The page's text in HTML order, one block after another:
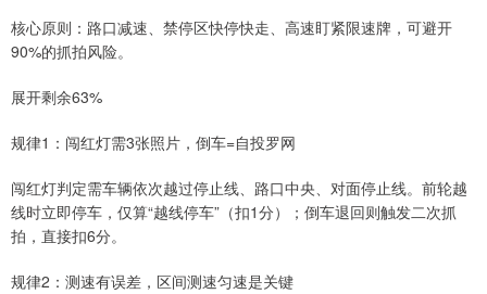
核心原则：路口减速、禁停区快停快走、高速盯紧限速牌，可避开
90%的抓拍风险。
展开剩余63%
规律1：闯红灯需3张照片，倒车=自投罗网
闯红灯判定需车辆依次越过停止线、路口中央、对面停止线。前轮越
线时立即停车，仅算“越线停车”（扣1分）；倒车退回则触发二次抓
拍，直接扣6分。
规律2：测速有误差，区间测速匀速是关键